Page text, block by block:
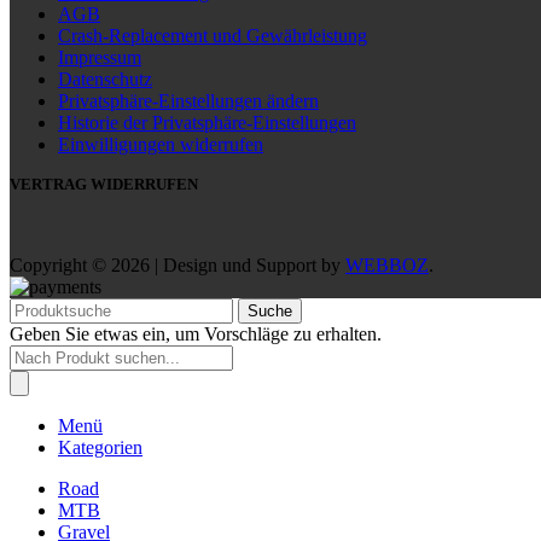
AGB
Crash-Replacement und Gewährleistung
Impressum
Datenschutz
Privatsphäre-Einstellungen ändern
Historie der Privatsphäre-Einstellungen
Einwilligungen widerrufen
VERTRAG WIDERRUFEN
Copyright © 2026 | Design und Support by WEBBOZ.
Suche
Geben Sie etwas ein, um Vorschläge zu erhalten.
Products
search
Menü
Kategorien
Road
MTB
Gravel